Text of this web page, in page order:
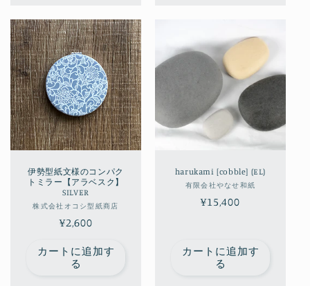
伊勢型紙文様のコンパク
トミラー【アラベスク】
SILVER
販
売
株式会社オコシ型紙商店
通
価
¥2,600
カートに追加す
る
harukami [cobble] (EL)
販
売
有限会社やなせ和紙
通
格
¥15,400
カートに追加す
る